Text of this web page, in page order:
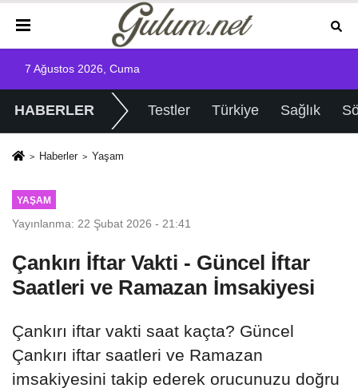
7 Ağustos 2026, Cuma
HABERLER Testler Türkiye Sağlık
Haberler Yaşam
YAŞAM
Yayınlanma: 22 Şubat 2026 - 21:41
Çankırı İftar Vakti - Güncel İftar
Saatleri ve Ramazan İmsakiyesi
Çankırı iftar vakti saat kaçta? Güncel
Çankırı iftar saatleri ve Ramazan
imsakiyesini takip ederek orucunuzu doğru